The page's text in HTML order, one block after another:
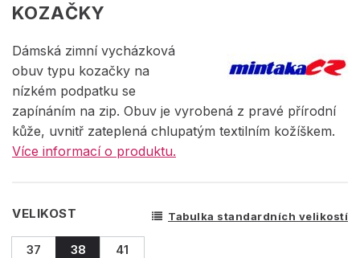
KOZAČKY
Dámská zimní vycházková
obuv typu kozačky na
nízkém podpatku se
zapínáním na zip. Obuv je vyrobená z pravé přírodní
kůže, uvnitř zateplená chlupatým textilním kožíškem.
Více informací o produktu.
VELIKOST Tabulka standardních velikostí
37 38 41